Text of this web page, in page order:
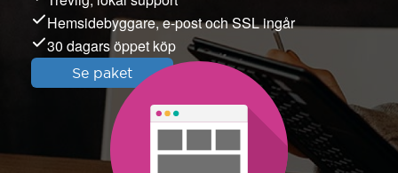
Hemsidebyggare, e-post och SSL ingår
30 dagars öppet köp
Se paket